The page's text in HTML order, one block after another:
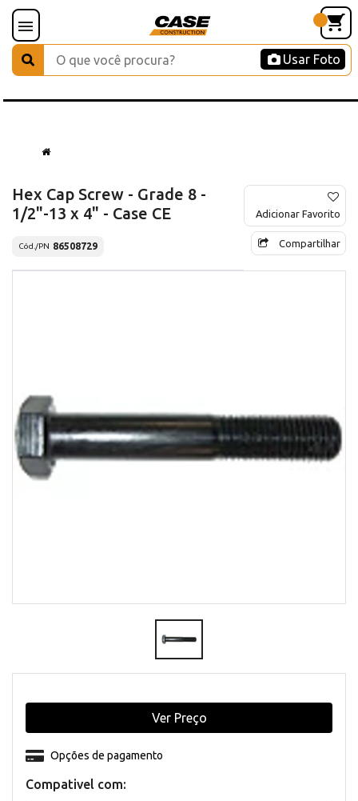
Usar Foto
Hex Cap Screw - Grade 8 -
1/2"-13 x 4" - Case CE
Cód./PN 86508729
Adicionar Favorito
Compartilhar
Compativel com:
Opções de pagamento
Ver Preço